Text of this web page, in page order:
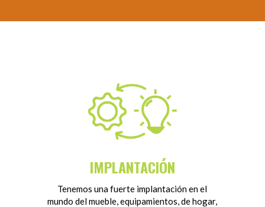
IMPLANTACIÓN
Tenemos una fuerte implantación en el
mundo del mueble, equipamientos, de hogar,